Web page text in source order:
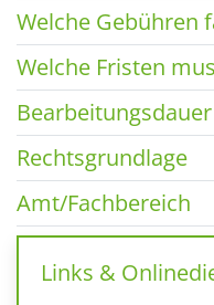
Welche Gebühren
Welche Fristen
Bearbeitungsdauer
Rechtsgrundlage
Amt/Fachbereich
Links &